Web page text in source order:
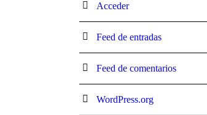
Acceder
Feed de entradas
Feed de comentarios
WordPress.org